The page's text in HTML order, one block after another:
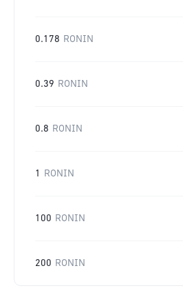
0.178 RONIN
0.39 RONIN
0.8 RONIN
1 RONIN
100 RONIN
200 RONIN